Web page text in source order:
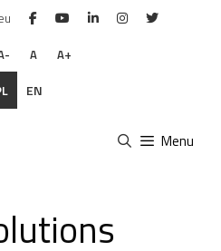
A A+
EN
Menu